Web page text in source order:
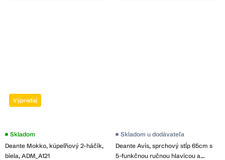
Výpredaj
Deante Mokko, kúpeľňový 2-háčik,
biela, ADM_A121
Skladom
Deante Avis, sprchový stĺp 65cm s
5-funkčnou ručnou hlavicou a
Skladom u dodávateľa